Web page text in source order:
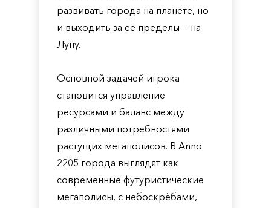
развивать города на планете, но
и выходить за её пределы — на
Луну.
Основной задачей игрока
становится управление
ресурсами и баланс между
различными потребностями
растущих мегаполисов. В Anno
2205 города выглядят как
современные футуристические
мегаполисы, с небоскрёбами,